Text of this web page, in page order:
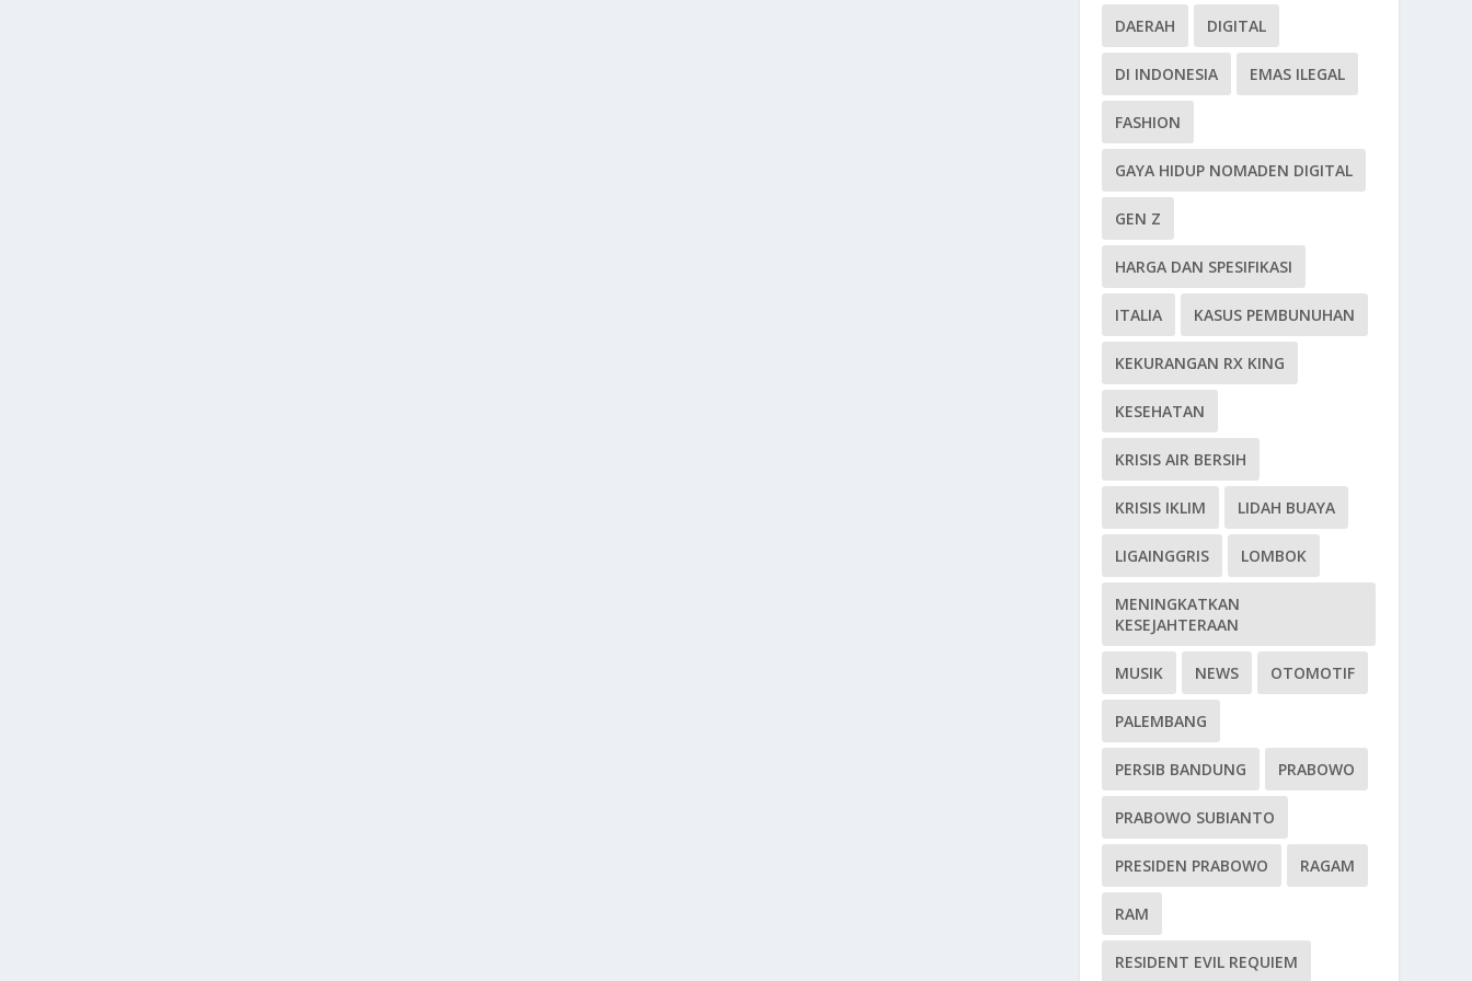
DAERAH DIGITAL
DI INDONESIA EMAS ILEGAL
FASHION
GAYA HIDUP NOMADEN DIGITAL
GEN Z
HARGA DAN SPESIFIKASI
ITALIA KASUS PEMBUNUHAN
KEKURANGAN RX KING
KESEHATAN
KRISIS AIR BERSIH
KRISIS IKLIM LIDAH BUAYA
LIGAINGGRIS LOMBOK
MENINGKATKAN
KESEJAHTERAAN
MUSIK NEWS OTOMOTIF
PALEMBANG
PERSIB BANDUNG PRABOWO
PRABOWO SUBIANTO
PRESIDEN PRABOWO RAGAM
RAM
RESIDENT EVIL REQUIEM